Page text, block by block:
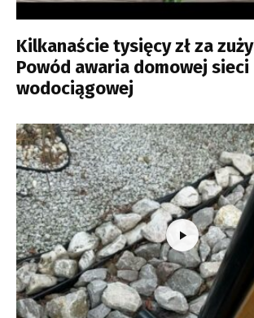
Kilkanaście tysięcy zł za
Powód awaria domowej sieci
wodociągowej